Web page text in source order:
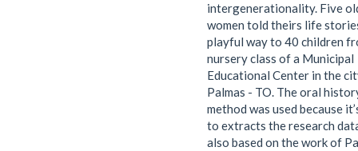
intergenerationality. Five
women told theirs life
playful way to 40 children
nursery class of a Municipal
Educational Center in the
Palmas - TO. The oral
method was used because
to extracts the research
also based on the work of